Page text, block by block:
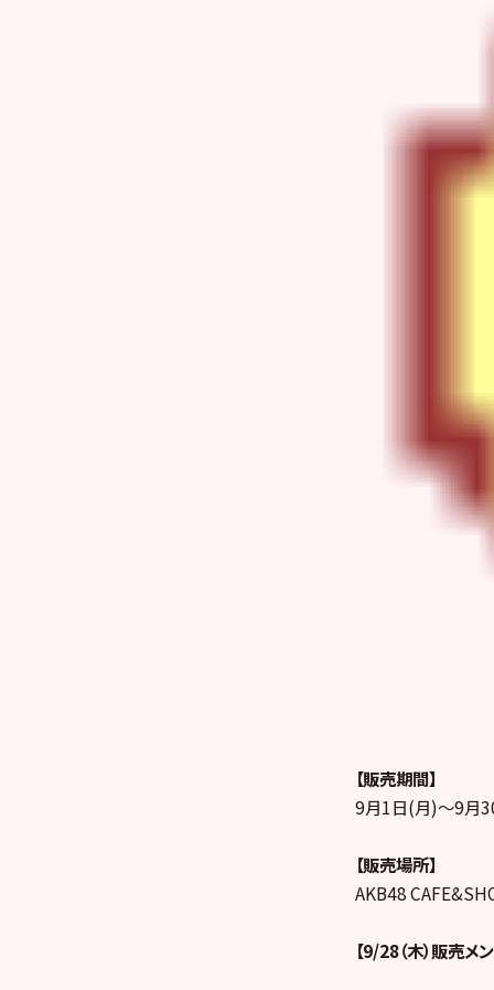
【販売期間】
9月1日(月)～9月
【販売場所】
AKB48
【9/28（木）販売メ